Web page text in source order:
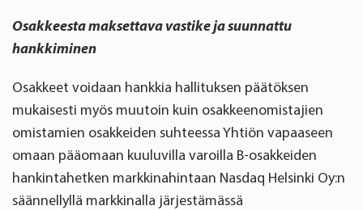
Osakkeesta maksettava vastike ja suunnattu
hankkiminen
Osakkeet voidaan hankkia hallituksen päätöksen
mukaisesti myös muutoin kuin osakkeenomistajien
omistamien osakkeiden suhteessa Yhtiön vapaaseen
omaan pääomaan kuuluvilla varoilla B-osakkeiden
hankintahetken markkinahintaan Nasdaq Helsinki Oy:n
säännellyllä markkinalla järjestämässä